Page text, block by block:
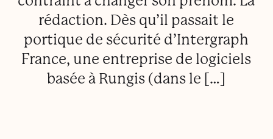
rédaction. Dès qu’il passait le
portique de sécurité d’Intergraph
France, une entreprise de logiciels
basée à Rungis (dans le […]